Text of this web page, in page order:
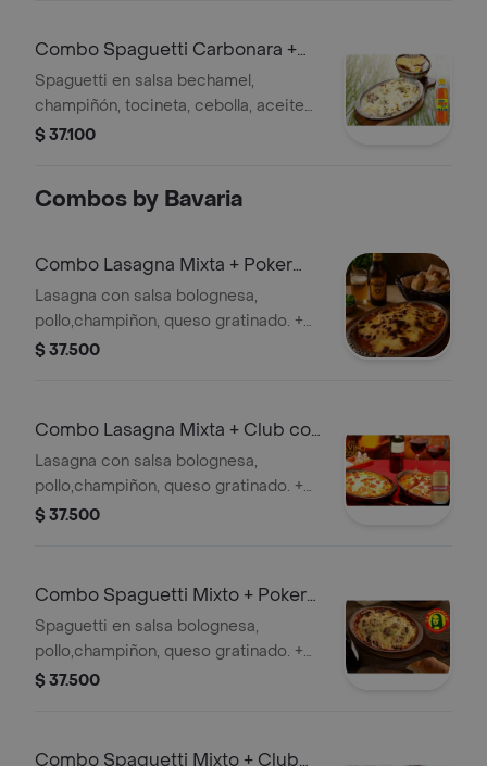
Combo Spaguetti Carbonara +
Colombiana 350 ml
Spaguetti en salsa bechamel,
champiñón, tocineta, cebolla, aceite
de oliva, queso gratinado. + Gaseosa
$ 37.100
Combos by Bavaria
Combo Lasagna Mixta + Poker
355 ml
Lasagna con salsa bolognesa,
pollo,champiñon, queso gratinado. +
Cervezas
$ 37.500
Combo Lasagna Mixta + Club col.
Dorada Lta 330ml
Lasagna con salsa bolognesa,
pollo,champiñon, queso gratinado. +
Tipo de cerveza: Lager. % Alcohol:
$ 37.500
Combo Spaguetti Mixto + Poker
355 ml
Spaguetti en salsa bolognesa,
pollo,champiñon, queso gratinado. +
Cervezas
$ 37.500
Combo Spaguetti Mixto + Club